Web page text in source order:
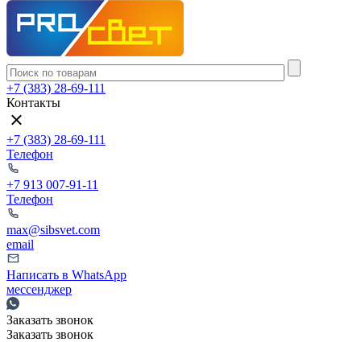
+7 (383) 28-69-111
Контакты
+7 (383) 28-69-111
Телефон
+7 913 007-91-11
Телефон
max@sibsvet.com
email
Написать в WhatsApp
мессенджер
Заказать звонок
Заказать звонок